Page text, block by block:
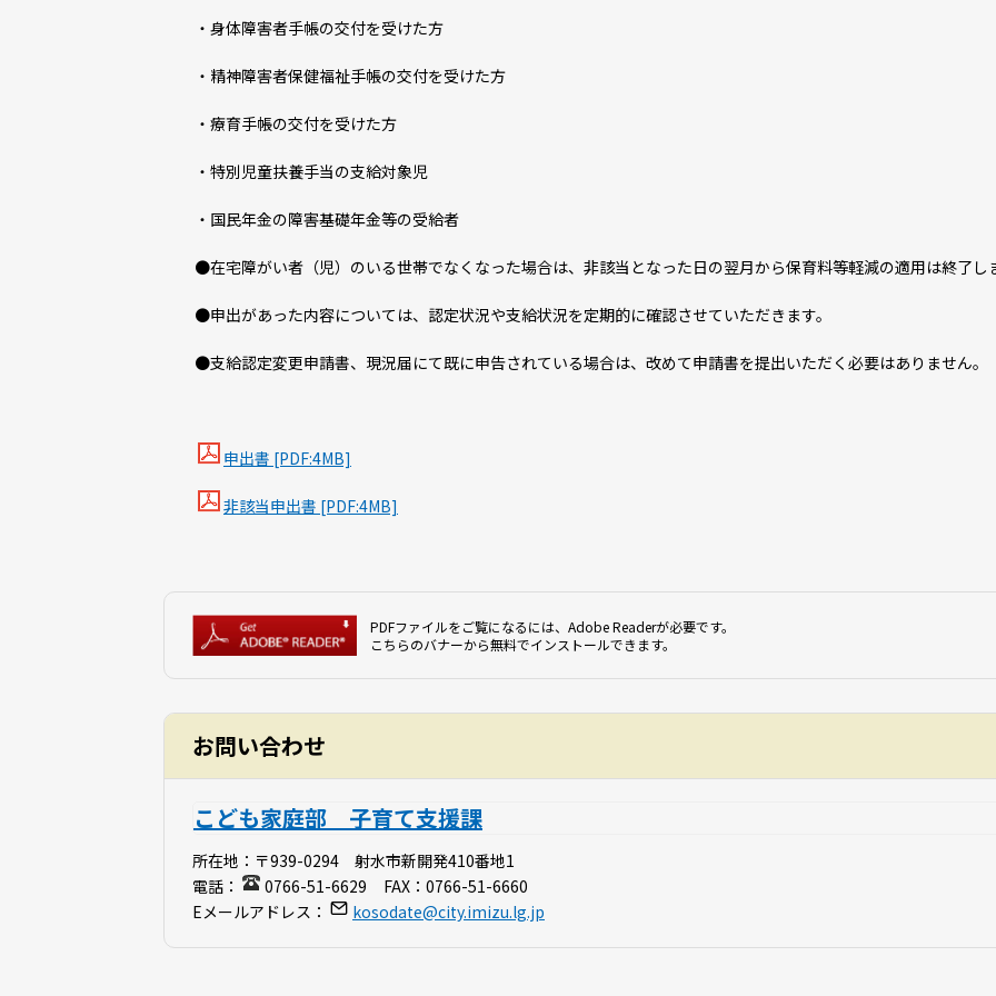
・身体障害者手帳の交付を受けた方
・精神障害者保健福祉手帳の交付を受けた方
・療育手帳の交付を受けた方
・特別児童扶養手当の支給対象児
・国民年金の障害基礎年金等の受給者
●在宅障がい者（児）のいる世帯でなくなった場合は、非該当となった日の翌月から保育料等軽減の適用は終了し
●申出があった内容については、認定状況や支給状況を定期的に確認させていただきます。
●支給認定変更申請書、現況届にて既に申告されている場合は、改めて申請書を提出いただく必要はありません。
申出書 [PDF:4MB]
非該当申出書 [PDF:4MB]
PDFファイルをご覧になるには、Adobe Readerが必要です。
こちらのバナーから無料でインストールできます。
お問い合わせ
こども家庭部 子育て支援課
所在地： 〒939-0294 射水市新開発410番地1
電話：
0766-51-6629 FAX： 0766-51-6660
Eメールアドレス：
kosodate@city.imizu.lg.jp